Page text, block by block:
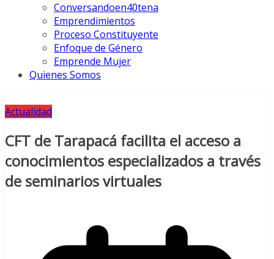
Conversandoen40tena
Emprendimientos
Proceso Constituyente
Enfoque de Género
Emprende Mujer
Quienes Somos
Actualidad
CFT de Tarapacá facilita el acceso a
conocimientos especializados a través
de seminarios virtuales